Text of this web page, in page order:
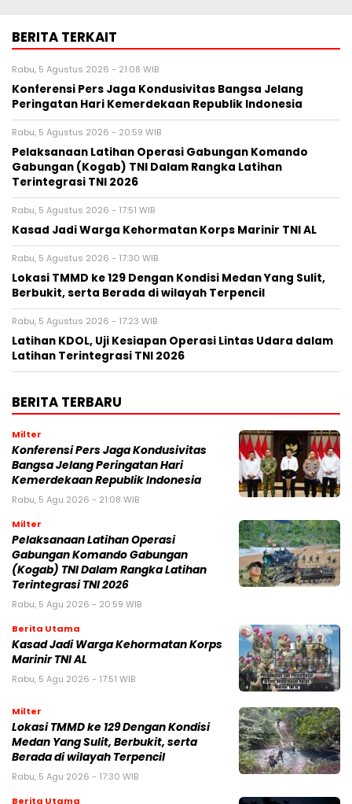
BERITA TERKAIT
Rabu, 5 Agustus 2026 - 21:08 WIB
Konferensi Pers Jaga Kondusivitas Bangsa Jelang
Peringatan Hari Kemerdekaan Republik Indonesia
Rabu, 5 Agustus 2026 - 20:59 WIB
Pelaksanaan Latihan Operasi Gabungan Komando
Gabungan (Kogab) TNI Dalam Rangka Latihan
Terintegrasi TNI 2026
Rabu, 5 Agustus 2026 - 17:51 WIB
Kasad Jadi Warga Kehormatan Korps Marinir TNI AL
Rabu, 5 Agustus 2026 - 17:30 WIB
Lokasi TMMD ke 129 Dengan Kondisi Medan Yang Sulit,
Berbukit, serta Berada di wilayah Terpencil
Rabu, 5 Agustus 2026 - 17:23 WIB
Latihan KDOL, Uji Kesiapan Operasi Lintas Udara dalam
Latihan Terintegrasi TNI 2026
BERITA TERBARU
Milter
Konferensi Pers Jaga Kondusivitas
Bangsa Jelang Peringatan Hari
Kemerdekaan Republik Indonesia
Rabu, 5 Agu 2026 - 21:08 WIB
Milter
Pelaksanaan Latihan Operasi
Gabungan Komando Gabungan
(Kogab) TNI Dalam Rangka Latihan
Terintegrasi TNI 2026
Rabu, 5 Agu 2026 - 20:59 WIB
Berita Utama
Kasad Jadi Warga Kehormatan Korps
Marinir TNI AL
Rabu, 5 Agu 2026 - 17:51 WIB
Milter
Lokasi TMMD ke 129 Dengan Kondisi
Medan Yang Sulit, Berbukit, serta
Berada di wilayah Terpencil
Rabu, 5 Agu 2026 - 17:30 WIB
Berita Utama